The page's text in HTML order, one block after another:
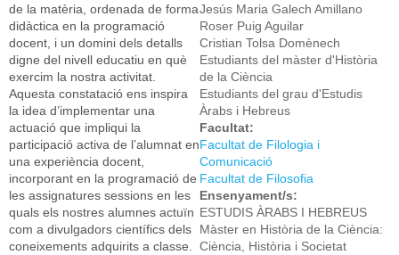
de la matèria, ordenada de forma
didàctica en la programació
docent, i un domini dels detalls
digne del nivell educatiu en què
exercim la nostra activitat.
Aquesta constatació ens inspira
la idea d’implementar una
actuació que impliqui la
participació activa de l’alumnat en
una experiència docent,
incorporant en la programació de
les assignatures sessions en les
quals els nostres alumnes actuïn
com a divulgadors científics dels
coneixements adquirits a classe.
Jesús Maria Galech Amillano
Roser Puig Aguilar
Cristian Tolsa Domènech
Estudiants del màster d'Història
de la Ciència
Estudiants del grau d'Estudis
Àrabs i Hebreus
Facultat:
Facultat de Filologia i
Comunicació
Facultat de Filosofia
Ensenyament/s:
ESTUDIS ÀRABS I HEBREUS
Màster en Història de la Ciència:
Ciència, Història i Societat